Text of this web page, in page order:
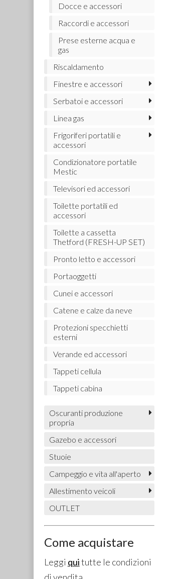
Docce e accessori
Raccordi e accessori
Prese esterne acqua e
gas
Riscaldamento
Finestre e accessori
Serbatoi e accessori
Linea gas
Frigoriferi portatili e
accessori
Condizionatore portatile
Mestic
Televisori ed accessori
Toilette portatili ed
accessori
Toilette a cassetta
Thetford (FRESH-UP SET)
Pronto letto e accessori
Portaoggetti
Cunei e accessori
Catene e calze da neve
Protezioni specchietti
esterni
Verande ed accessori
Tappeti cellula
Tappeti cabina
Oscuranti produzione
propria
Gazebo e accessori
Stuoie
Campeggio e vita all'aperto
Allestimento veicoli
OUTLET
Come acquistare
Leggi quitutte le condizioni